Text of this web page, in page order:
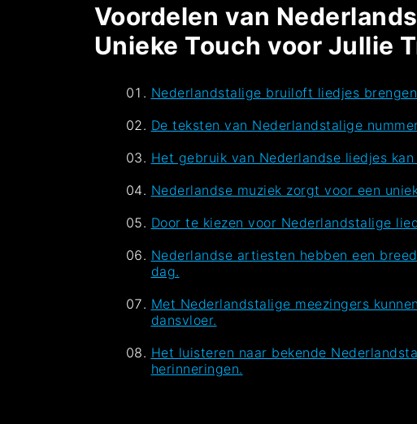
Voordelen van
Unieke Touch voor Jullie
Nederlandstalige bruiloft liedjes
De teksten van Nederlandstalige
Het gebruik van Nederlandse liedjes
Nederlandse muziek zorgt voor een
Door te kiezen voor Nederlandstalige
Nederlandse artiesten hebben een
dag.
Met Nederlandstalige meezingers
dansvloer.
Het luisteren naar bekende
herinneringen.